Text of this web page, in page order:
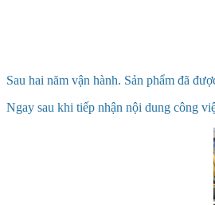
Sau hai năm vận hành. Sản phẩm đã
Ngay sau khi tiếp nhận nội dung công